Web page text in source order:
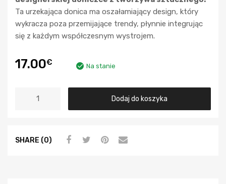
Ta urzekająca donica ma oszałamiający design, który
wykracza poza przemijające trendy, płynnie integrując
się z każdym współczesnym wystrojem.
17.00€ Na stanie
Dodaj do koszyka
SHARE (0)